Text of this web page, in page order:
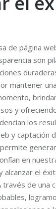
de página
son
mantener
y
los
y captación
en
alcanzar el
través de una